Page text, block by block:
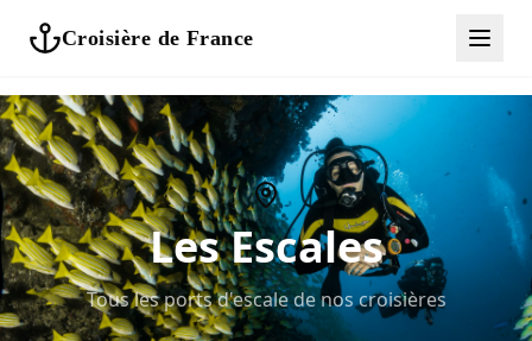
Croisière de France
Les Escales
Tous les ports d'escale de nos croisières